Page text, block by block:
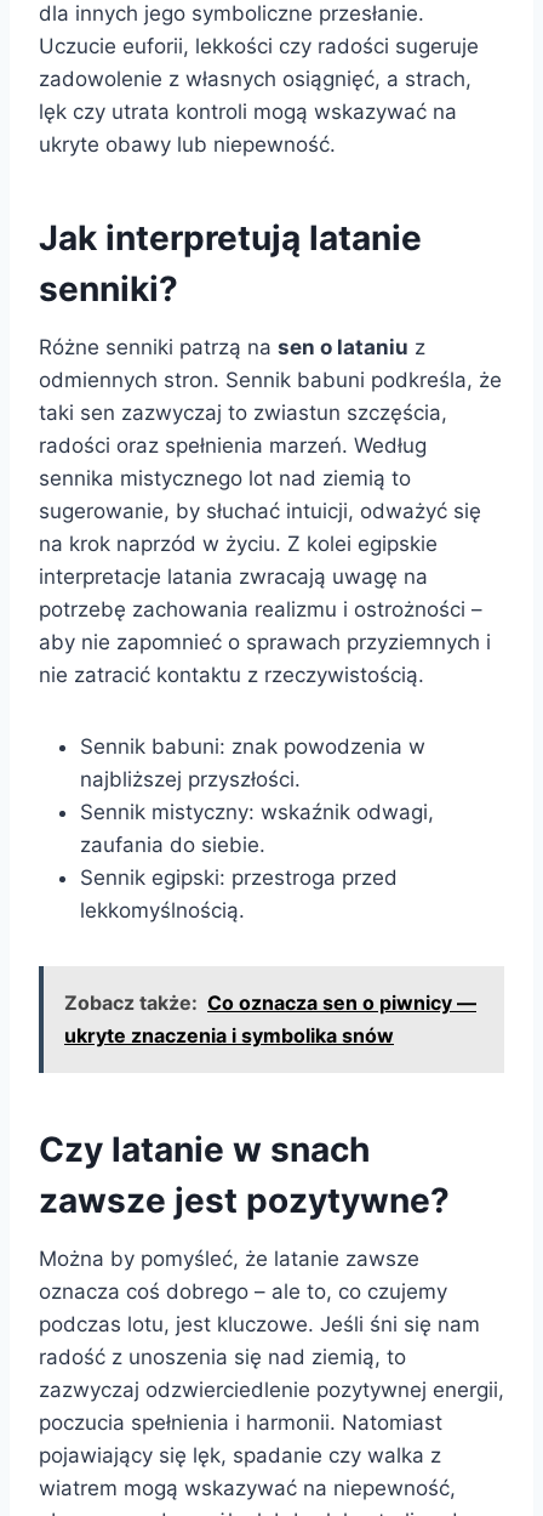
dla innych jego symboliczne przesłanie.
Uczucie euforii, lekkości czy radości sugeruje
zadowolenie z własnych osiągnięć, a strach,
lęk czy utrata kontroli mogą wskazywać na
ukryte obawy lub niepewność.
Jak interpretują latanie
senniki?
Różne senniki patrzą na sen o lataniu z
odmiennych stron. Sennik babuni podkreśla, że
taki sen zazwyczaj to zwiastun szczęścia,
radości oraz spełnienia marzeń. Według
sennika mistycznego lot nad ziemią to
sugerowanie, by słuchać intuicji, odważyć się
na krok naprzód w życiu. Z kolei egipskie
interpretacje latania zwracają uwagę na
potrzebę zachowania realizmu i ostrożności –
aby nie zapomnieć o sprawach przyziemnych i
nie zatracić kontaktu z rzeczywistością.
Sennik babuni: znak powodzenia w
najbliższej przyszłości.
Sennik mistyczny: wskaźnik odwagi,
zaufania do siebie.
Sennik egipski: przestroga przed
lekkomyślnością.
Zobacz także: Co oznacza sen o piwnicy —
ukryte znaczenia i symbolika snów
Czy latanie w snach
zawsze jest pozytywne?
Można by pomyśleć, że latanie zawsze
oznacza coś dobrego – ale to, co czujemy
podczas lotu, jest kluczowe. Jeśli śni się nam
radość z unoszenia się nad ziemią, to
zazwyczaj odzwierciedlenie pozytywnej energii,
poczucia spełnienia i harmonii. Natomiast
pojawiający się lęk, spadanie czy walka z
wiatrem mogą wskazywać na niepewność,